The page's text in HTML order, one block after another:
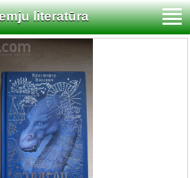
literatūra